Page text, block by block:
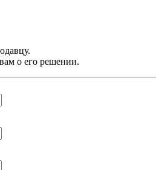
о его решении.